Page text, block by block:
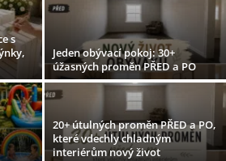
s
Jeden obývací pokoj: 30+
úžasných proměn PŘED a PO
20+ útulných proměn PŘED a PO,
které vdechly chladným
interiérům nový život